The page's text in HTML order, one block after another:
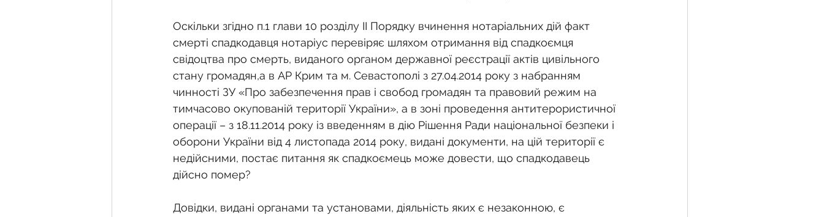
Оскільки згідно п.1 глави 10 розділу ІІ Порядку вчинення нотаріальних дій факт
смерті спадкодавця нотаріус перевіряє шляхом отримання від спадкоємця
свідоцтва про смерть, виданого органом державної реєстрації актів цивільного
стану громадян,а в АР Крим та м. Севастополі з 27.04.2014 року з набранням
чинності ЗУ «Про забезпечення прав і свобод громадян та правовий режим на
тимчасово окупованій території України», а в зоні проведення антитерористичної
операції – з 18.11.2014 року із введенням в дію Рішення Ради національної безпеки і
оборони України від 4 листопада 2014 року, видані документи, на цій території є
недійсними, постає питання як спадкоємець може довести, що спадкодавець
дійсно помер?
Довідки, видані органами та установами, діяльність яких є незаконною, є